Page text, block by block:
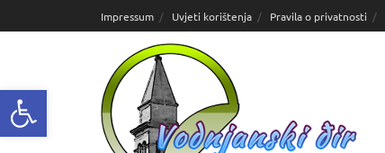
Open toolbar
do
Impressum Uvjeti korištenja Pravila o privatnosti